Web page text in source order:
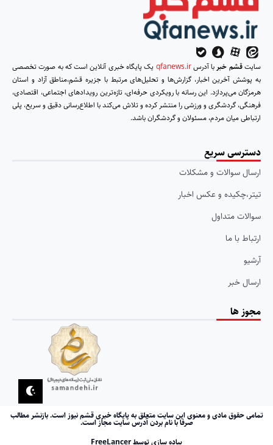
سایتقشم خبر با آدرسqfanews.ir یک پایگاه خبری آنلاین است که به صورت تخصصی
به پوشش آخرین اخبار، گزارش‌ها و تحلیل‌های مرتبط با جزیره قشم،مناطق آزاد و استان
هرمزگان می‌پردازد. این رسانه با رویکردی حرفه‌ای، تازه‌ترین رویدادهای اجتماعی، اقتصادی،
فرهنگی، گردشگری و ورزشی را منتشر کرده و تلاش می‌کند با اطلاع‌رسانی دقیق و سریع، پلی
ارتباطی میان مردم، مسئولان و گردشگران باشد.
دسترسی سریع
ارسال سوالات و مشکلات
تیتر،چکیده و عکس اخبار
سوالات متداول
ارتباط با ما
آرشیو
ارسال خبر
مجوز ها
تمامی حقوق مادی و معنوی این سایت متعلق به پایگاه خبری قشم نیوز است. بازنشر مطالب
صرفا با نام بردن آدرس سایت مجاز است.
پیاده سازی توسط FreeLancer